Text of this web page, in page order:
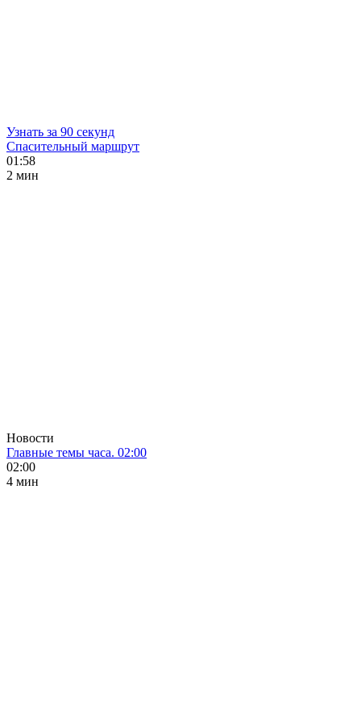
Узнать за 90 секунд
Спасительный маршрут
01:58
2 мин
Новости
Главные темы часа. 02:00
02:00
4 мин